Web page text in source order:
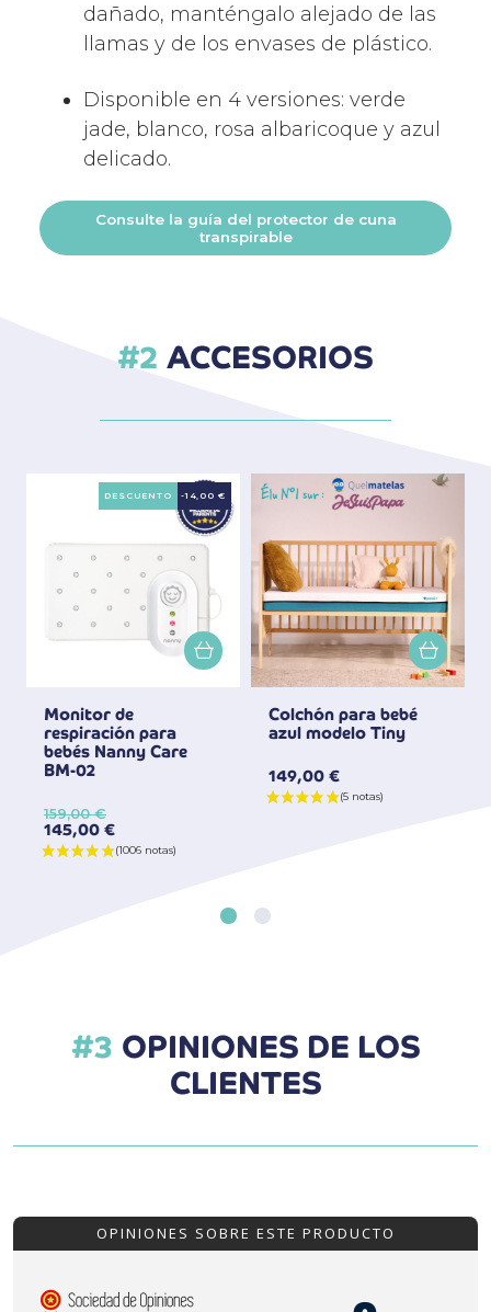
dañado, manténgalo alejado de las
llamas y de los envases de plástico.
Disponible en 4 versiones: verde
jade, blanco, rosa albaricoque y azul
delicado.
Consulte la guía del protector de cuna
transpirable
ACCESORIOS
Monitor de
respiración para
bebés Nanny Care
BM-02
159,00 €
145,00 €
DESCUENTO -14,00 €
Colchón para bebé
azul modelo Tiny
149,00 €
OPINIONES DE LOS
CLIENTES
OPINIONES SOBRE ESTE PRODUCTO